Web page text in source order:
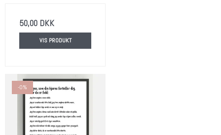
50,00 DKK
VIS PRODUKT
-0%